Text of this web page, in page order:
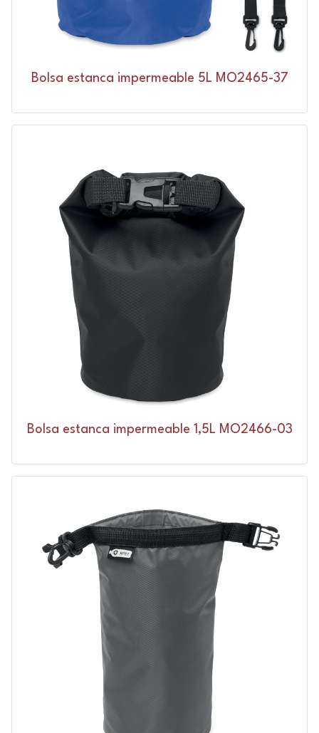
Bolsa estanca impermeable 5L MO2465-37
Bolsa estanca impermeable 1,5L MO2466-03